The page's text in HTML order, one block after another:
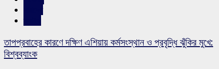
তাপপ্রবাহের কারণে দক্ষিণ এশিয়ায় কর্মসংস্থান ও প্রবৃদ্ধি ঝুঁকির মুখে:
বিশ্বব্যাংক